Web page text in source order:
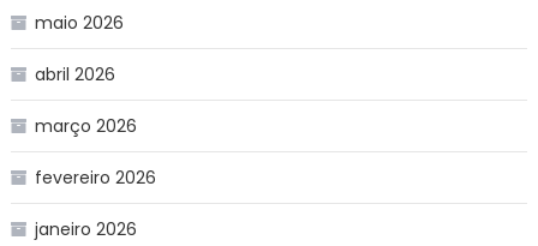
maio 2026
abril 2026
março 2026
fevereiro 2026
janeiro 2026